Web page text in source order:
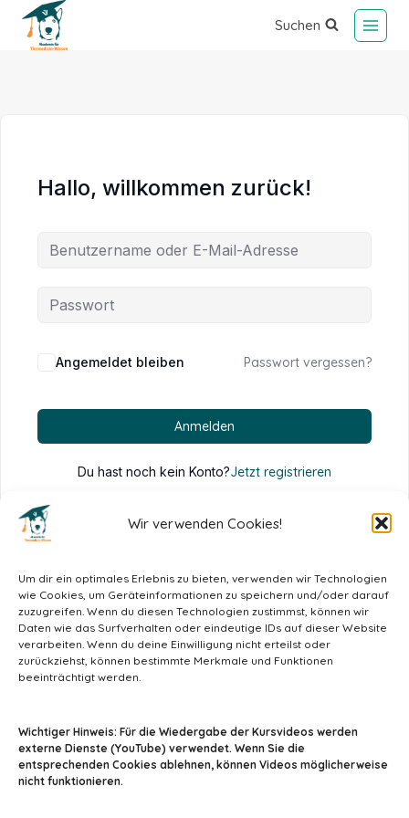
Wir verwenden Cookies!
Um dir ein optimales Erlebnis zu bieten, verwenden wir Technologien
wie Cookies, um Geräteinformationen zu speichern und/oder darauf
zuzugreifen. Wenn du diesen Technologien zustimmst, können wir
Daten wie das Surfverhalten oder eindeutige IDs auf dieser Website
verarbeiten. Wenn du deine Einwilligung nicht erteilst oder
zurückziehst, können bestimmte Merkmale und Funktionen
beeinträchtigt werden.
Wichtiger Hinweis: Für die Wiedergabe der Kursvideos werden
externe Dienste (YouTube) verwendet. Wenn Sie die
entsprechenden Cookies ablehnen, können Videos möglicherweise
nicht funktionieren.
Suchen
Hallo, willkommen zurück!
Alternative:
Angemeldet bleiben Passwort vergessen?
Anmelden
Du hast noch kein Konto?Jetzt registrieren
info@tiermedizin-wissen.de